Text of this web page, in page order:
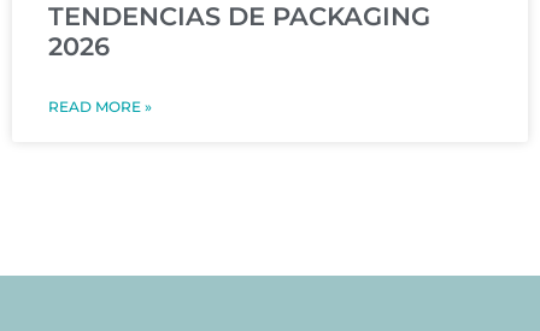
TENDENCIAS DE PACKAGING
2026
READ MORE »